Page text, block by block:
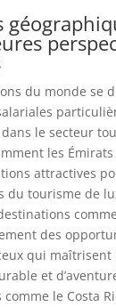
du monde se
le secteur
les
attractives
du tourisme de
des
qui maîtrisent
et
le Costa